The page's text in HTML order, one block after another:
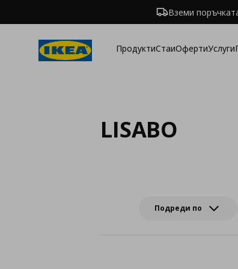
Вземи
ПродуктиСтаиОфертиУслуги
LISABO
Подреди по